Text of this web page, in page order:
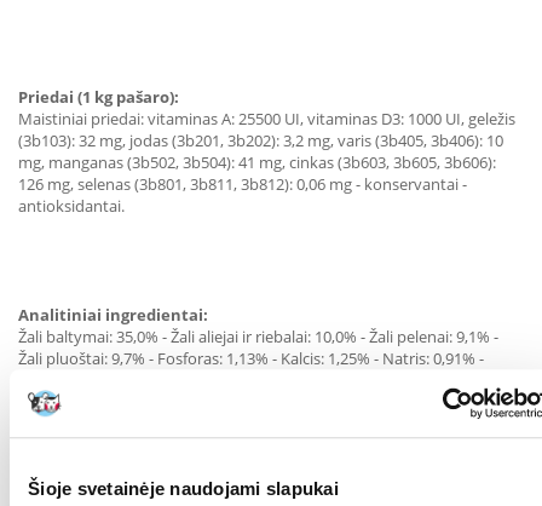
Šioje svetainėje naudojami slapukai
Priedai (1 kg pašaro):
Maistiniai priedai: vitaminas A: 25500 UI, vitaminas D3: 1000 UI, geležis
(3b103): 32 mg, jodas (3b201, 3b202): 3,2 mg, varis (3b405, 3b406): 10
mg, manganas (3b502, 3b504): 41 mg, cinkas (3b603, 3b605, 3b606):
126 mg, selenas (3b801, 3b811, 3b812): 0,06 mg - konservantai -
antioksidantai.
Analitiniai ingredientai:
Žali baltymai: 35,0% - Žali aliejai ir riebalai: 10,0% - Žali pelenai: 9,1% -
Žali pluoštai: 9,7% - Fosforas: 1,13% - Kalcis: 1,25% - Natris: 0,91% -
200 mg / kg.